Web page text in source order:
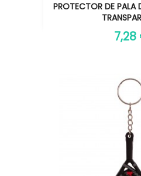
PROTECTOR DE PALA